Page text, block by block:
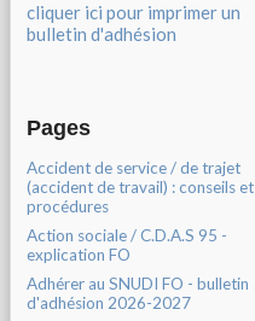
cliquer ici pour imprimer un
bulletin d'adhésion
Pages
Accident de service / de trajet
(accident de travail) : conseils et
procédures
Action sociale / C.D.A.S 95 -
explication FO
Adhérer au SNUDI FO - bulletin
d'adhésion 2026-2027